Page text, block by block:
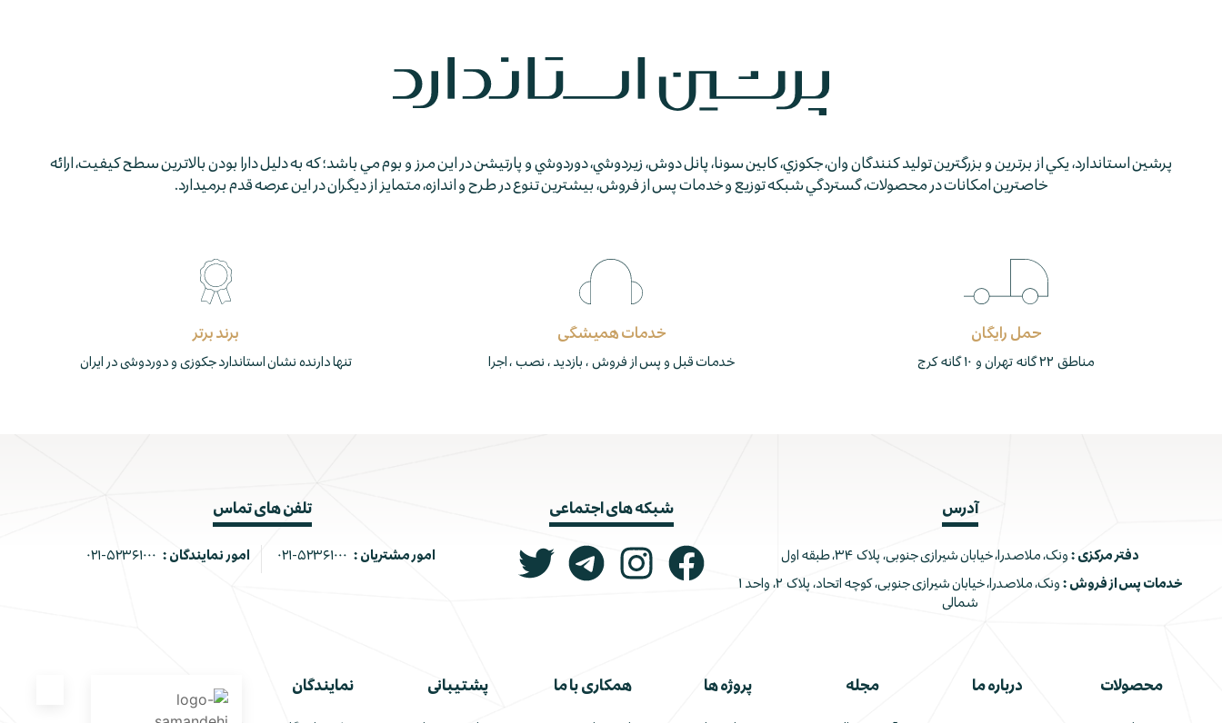
پرشين استاندارد، يكي از برترين و بزرگترين توليد كنندگان وان، جكوزي، كابين سونا، پانل دوش، زيردوشي، دوردوشي و پارتيشن در اين مرز و بوم مي باشد؛ كه به دليل دارا بودن بالاترين سطح كيفيت، ارائه
خاصترين امكانات در محصولات، گستردگي شبكه توزيع و خدمات پس از فروش، بيشترين تنوع در طرح و اندازه، متمايز از ديگران در اين عرصه قدم برمي­دارد.
حمل رایگان
مناطق ۲۲ گانه تهران و ۱۰ گانه کرج
خدمات همیشگی
خدمات قبل و پس از فروش ، بازدید ، نصب ، اجرا
برند برتر
تنها دارنده نشان استاندارد جکوزی و دوردوشی در ایران
آدرس
دفتر مرکزی : ونک، ملاصدرا، خیابان شیرازی جنوبی، پلاک ۳۴، طبقه اول
خدمات پس از فروش :
ونک، ملاصدرا، خیابان شیرازی جنوبی، کوچه اتحاد، پلاک ۲، واحد ۱
شمالی
شبکه های اجتماعی تلفن های تماس
امور مشتریان : ۰۲۱-۵۲۳۶۱۰۰۰ امور نمایندگان : ۰۲۱-۵۲۳۶۱۰۰۰
محصولات درباره ما مجله پروژه ها همکاری با ما پشتیبانی نمایندگان